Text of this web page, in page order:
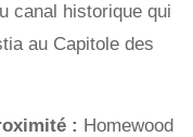
canal historique qui
au Capitole des
: Homewood